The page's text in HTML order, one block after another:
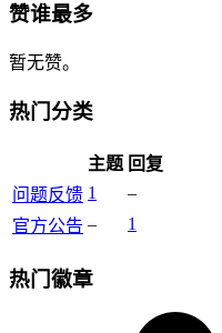
赞谁最多
暂无赞。
热门分类
主题 回复
问题反馈 1
–
官方公告 – 1
热门徽章